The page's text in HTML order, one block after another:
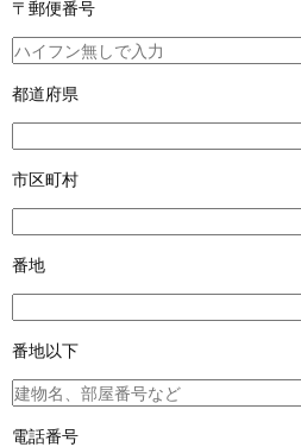
〒郵便番号
都道府県
市区町村
番地
番地以下
電話番号